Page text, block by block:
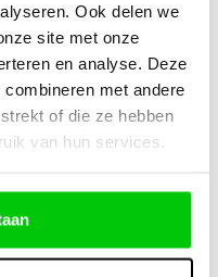
Ook delen we
site met onze
en analyse. Deze
met andere
of die ze hebben
van hun services.
€8.046,50